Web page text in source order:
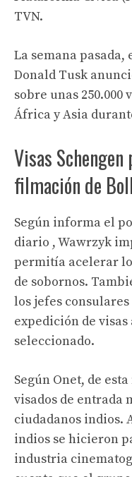
TVN.
La semana
Donald Tusk
sobre unas 250.000
África y Asia
Visas
filmación de
Según informa el
diario , Wawrzyk
permitía acelerar
de sobornos.
los jefes
expedición de
seleccionado.
Según Onet, de
visados ​​de entrada
ciudadanos indios.
indios se hicieron
industria